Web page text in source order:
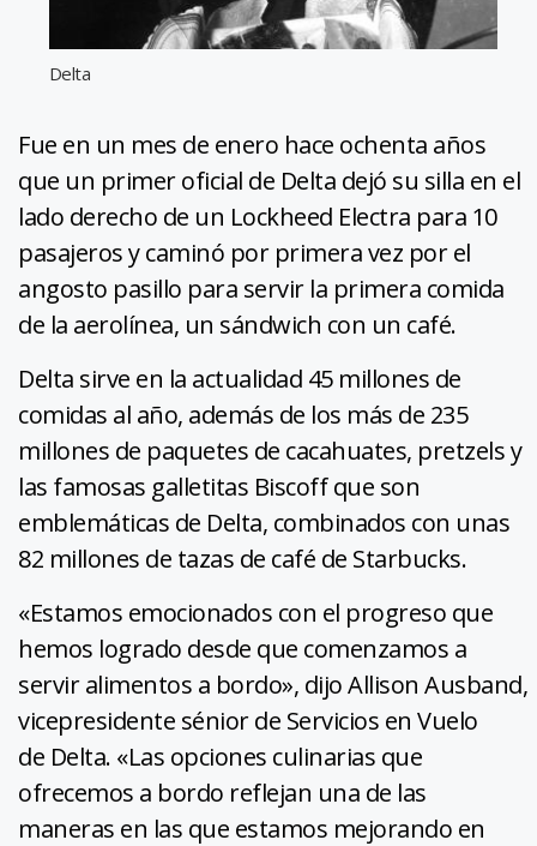
Delta
Fue en un mes de enero hace ochenta años
que un primer oficial de Delta dejó su silla en el
lado derecho de un Lockheed Electra para 10
pasajeros y caminó por primera vez por el
angosto pasillo para servir la primera comida
de la aerolínea, un sándwich con un café.
Delta sirve en la actualidad 45 millones de
comidas al año, además de los más de 235
millones de paquetes de cacahuates, pretzels y
las famosas galletitas Biscoff que son
emblemáticas de Delta, combinados con unas
82 millones de tazas de café de Starbucks.
«Estamos emocionados con el progreso que
hemos logrado desde que comenzamos a
servir alimentos a bordo», dijo Allison Ausband,
vicepresidente sénior de Servicios en Vuelo
de Delta. «Las opciones culinarias que
ofrecemos a bordo reflejan una de las
maneras en las que estamos mejorando en